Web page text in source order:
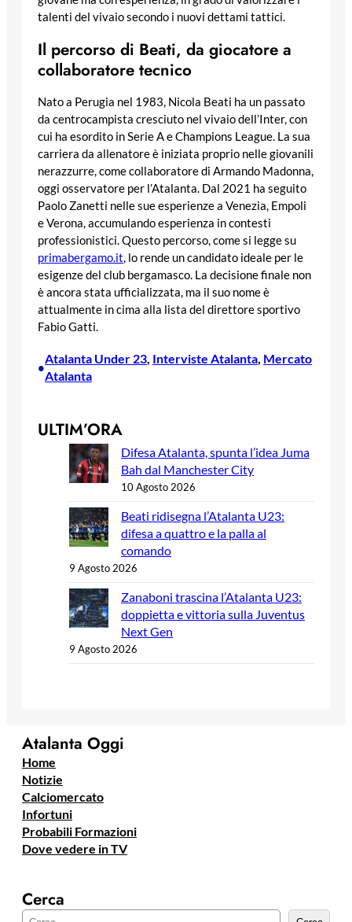
talenti del vivaio secondo i nuovi dettami tattici.
Il percorso di Beati, da giocatore a
collaboratore tecnico
Nato a Perugia nel 1983, Nicola Beati ha un passato
da centrocampista cresciuto nel vivaio dell’Inter, con
cui ha esordito in Serie A e Champions League. La sua
carriera da allenatore è iniziata proprio nelle giovanili
nerazzurre, come collaboratore di Armando Madonna,
oggi osservatore per l’Atalanta. Dal 2021 ha seguito
Paolo Zanetti nelle sue esperienze a Venezia, Empoli
e Verona, accumulando esperienza in contesti
professionistici. Questo percorso, come si legge su
primabergamo.it, lo rende un candidato ideale per le
esigenze del club bergamasco. La decisione finale non
è ancora stata ufficializzata, ma il suo nome è
attualmente in cima alla lista del direttore sportivo
Fabio Gatti.
•
Atalanta Under 23, Interviste Atalanta, Mercato
Atalanta
ULTIM’ORA
Difesa Atalanta, spunta l’idea Juma
Bah dal Manchester City
10 Agosto 2026
Beati ridisegna l’Atalanta U23:
difesa a quattro e la palla al
comando
9 Agosto 2026
Zanaboni trascina l’Atalanta U23:
doppietta e vittoria sulla Juventus
Next Gen
9 Agosto 2026
Atalanta Oggi
Home
Notizie
Calciomercato
Infortuni
Probabili Formazioni
Dove vedere in TV
Cerca